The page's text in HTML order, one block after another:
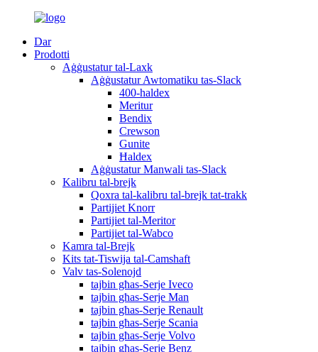
Dar
Prodotti
Aġġustatur tal-Laxk
Aġġustatur Awtomatiku tas-Slack
400-haldex
Meritur
Bendix
Crewson
Gunite
Ħaldex
Aġġustatur Manwali tas-Slack
Kalibru tal-brejk
Qoxra tal-kalibru tal-brejk tat-trakk
Partijiet Knorr
Partijiet tal-Meritor
Partijiet tal-Wabco
Kamra tal-Brejk
Kits tat-Tiswija tal-Camshaft
Valv tas-Solenojd
tajbin għas-Serje Iveco
tajbin għas-Serje Man
tajbin għas-Serje Renault
tajbin għas-Serje Scania
tajbin għas-Serje Volvo
tajbin għas-Serje Benz